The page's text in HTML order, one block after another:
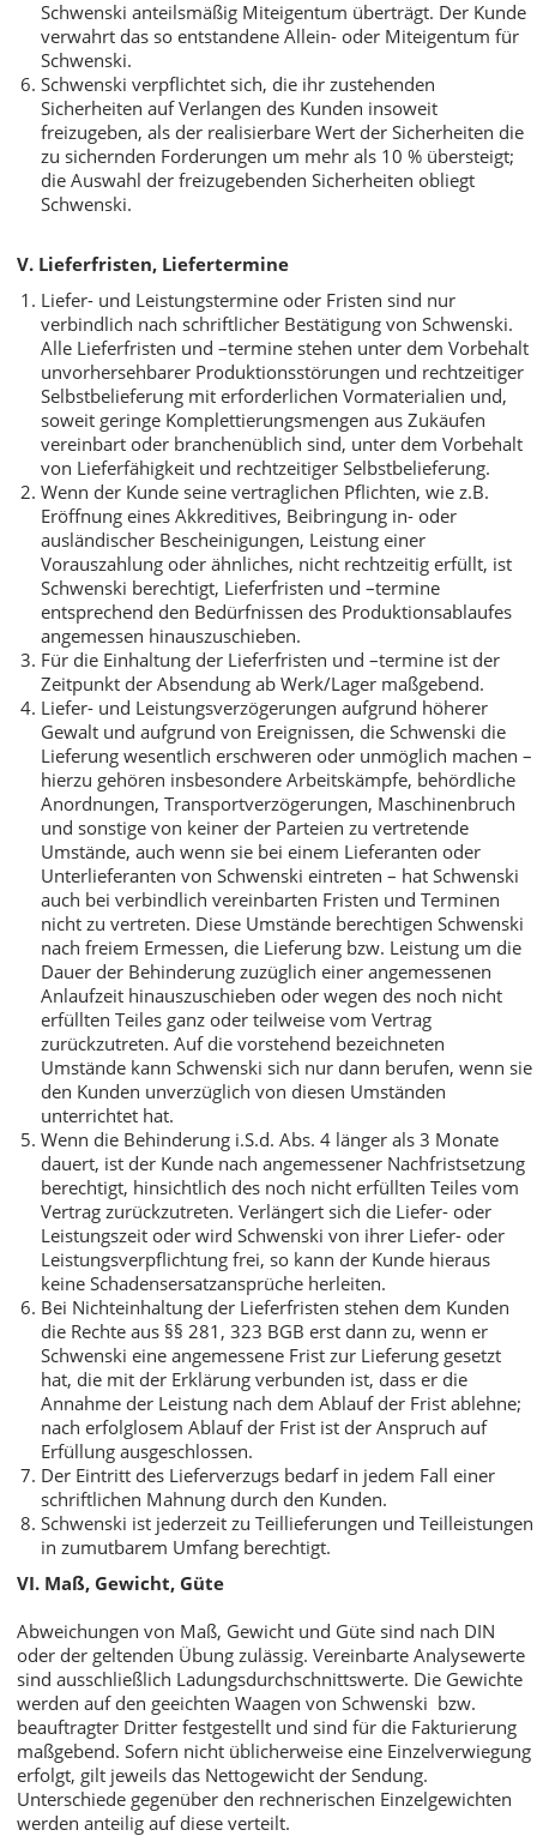
Schwenski anteilsmäßig Miteigentum überträgt. Der Kunde
verwahrt das so entstandene Allein- oder Miteigentum für
Schwenski.
Schwenski verpflichtet sich, die ihr zustehenden
Sicherheiten auf Verlangen des Kunden insoweit
freizugeben, als der realisierbare Wert der Sicherheiten die
zu sichernden Forderungen um mehr als 10 % übersteigt;
die Auswahl der freizugebenden Sicherheiten obliegt
Schwenski.
V. Lieferfristen, Liefertermine
Liefer- und Leistungstermine oder Fristen sind nur
verbindlich nach schriftlicher Bestätigung von Schwenski.
Alle Lieferfristen und –termine stehen unter dem Vorbehalt
unvorhersehbarer Produktionsstörungen und rechtzeitiger
Selbstbelieferung mit erforderlichen Vormaterialien und,
soweit geringe Komplettierungsmengen aus Zukäufen
vereinbart oder branchenüblich sind, unter dem Vorbehalt
von Lieferfähigkeit und rechtzeitiger Selbstbelieferung.
Wenn der Kunde seine vertraglichen Pflichten, wie z.B.
Eröffnung eines Akkreditives, Beibringung in- oder
ausländischer Bescheinigungen, Leistung einer
Vorauszahlung oder ähnliches, nicht rechtzeitig erfüllt, ist
Schwenski berechtigt, Lieferfristen und –termine
entsprechend den Bedürfnissen des Produktionsablaufes
angemessen hinauszuschieben.
Für die Einhaltung der Lieferfristen und –termine ist der
Zeitpunkt der Absendung ab Werk/Lager maßgebend.
Liefer- und Leistungsverzögerungen aufgrund höherer
Gewalt und aufgrund von Ereignissen, die Schwenski die
Lieferung wesentlich erschweren oder unmöglich machen –
hierzu gehören insbesondere Arbeitskämpfe, behördliche
Anordnungen, Transportverzögerungen, Maschinenbruch
und sonstige von keiner der Parteien zu vertretende
Umstände, auch wenn sie bei einem Lieferanten oder
Unterlieferanten von Schwenski eintreten – hat Schwenski
auch bei verbindlich vereinbarten Fristen und Terminen
nicht zu vertreten. Diese Umstände berechtigen Schwenski
nach freiem Ermessen, die Lieferung bzw. Leistung um die
Dauer der Behinderung zuzüglich einer angemessenen
Anlaufzeit hinauszuschieben oder wegen des noch nicht
erfüllten Teiles ganz oder teilweise vom Vertrag
zurückzutreten. Auf die vorstehend bezeichneten
Umstände kann Schwenski sich nur dann berufen, wenn sie
den Kunden unverzüglich von diesen Umständen
unterrichtet hat.
Wenn die Behinderung i.S.d. Abs. 4 länger als 3 Monate
dauert, ist der Kunde nach angemessener Nachfristsetzung
berechtigt, hinsichtlich des noch nicht erfüllten Teiles vom
Vertrag zurückzutreten. Verlängert sich die Liefer- oder
Leistungszeit oder wird Schwenski von ihrer Liefer- oder
Leistungsverpflichtung frei, so kann der Kunde hieraus
keine Schadensersatzansprüche herleiten.
Bei Nichteinhaltung der Lieferfristen stehen dem Kunden
die Rechte aus §§ 281, 323 BGB erst dann zu, wenn er
Schwenski eine angemessene Frist zur Lieferung gesetzt
hat, die mit der Erklärung verbunden ist, dass er die
Annahme der Leistung nach dem Ablauf der Frist ablehne;
nach erfolglosem Ablauf der Frist ist der Anspruch auf
Erfüllung ausgeschlossen.
Der Eintritt des Lieferverzugs bedarf in jedem Fall einer
schriftlichen Mahnung durch den Kunden.
Schwenski ist jederzeit zu Teillieferungen und Teilleistungen
in zumutbarem Umfang berechtigt.
VI. Maß, Gewicht, Güte
Abweichungen von Maß, Gewicht und Güte sind nach DIN
oder der geltenden Übung zulässig. Vereinbarte Analysewerte
sind ausschließlich Ladungsdurchschnittswerte. Die Gewichte
werden auf den geeichten Waagen von Schwenski bzw.
beauftragter Dritter festgestellt und sind für die Fakturierung
maßgebend. Sofern nicht üblicherweise eine Einzelverwiegung
erfolgt, gilt jeweils das Nettogewicht der Sendung.
Unterschiede gegenüber den rechnerischen Einzelgewichten
werden anteilig auf diese verteilt.